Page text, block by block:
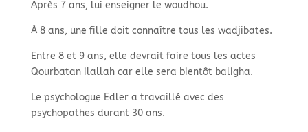
Après 7 ans, lui enseigner le woudhou.
À 8 ans, une fille doit connaître tous les wadjibates.
Entre 8 et 9 ans, elle devrait faire tous les actes
Qourbatan ilallah car elle sera bientôt baligha.
Le psychologue Edler a travaillé avec des
psychopathes durant 30 ans.